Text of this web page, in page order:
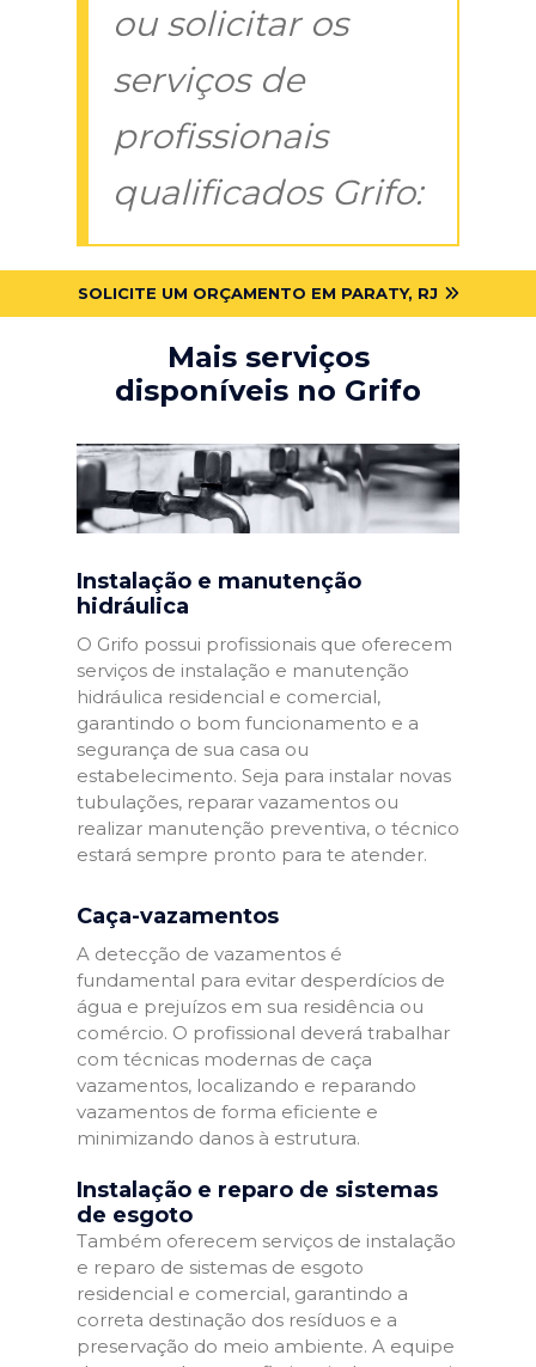
ou solicitar os
serviços de
profissionais
qualificados Grifo:
SOLICITE UM ORÇAMENTO EM PARATY, RJ
Mais serviços
disponíveis no Grifo
Instalação e manutenção
hidráulica
O Grifo possui profissionais que oferecem
serviços de instalação e manutenção
hidráulica residencial e comercial,
garantindo o bom funcionamento e a
segurança de sua casa ou
estabelecimento. Seja para instalar novas
tubulações, reparar vazamentos ou
realizar manutenção preventiva, o técnico
estará sempre pronto para te atender.
Caça-vazamentos
A detecção de vazamentos é
fundamental para evitar desperdícios de
água e prejuízos em sua residência ou
comércio. O profissional deverá trabalhar
com técnicas modernas de caça
vazamentos, localizando e reparando
vazamentos de forma eficiente e
minimizando danos à estrutura.
Instalação e reparo de sistemas
de esgoto
Também oferecem serviços de instalação
e reparo de sistemas de esgoto
residencial e comercial, garantindo a
correta destinação dos resíduos e a
preservação do meio ambiente. A equipe